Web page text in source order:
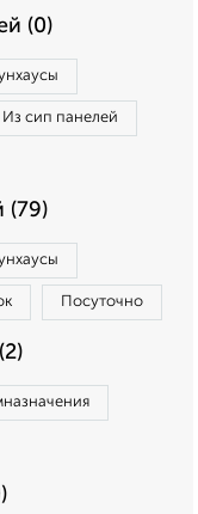
(0)
Из сип панелей
(79)
Посуточно